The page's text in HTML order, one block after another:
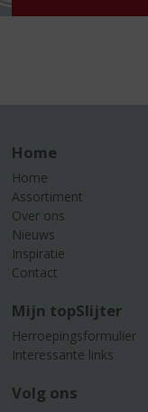
Home
Home
Assortiment
Over ons
Nieuws
Inspiratie
Contact
Mijn topSlijter
Herroepingsformulier
Interessante links
Volg ons